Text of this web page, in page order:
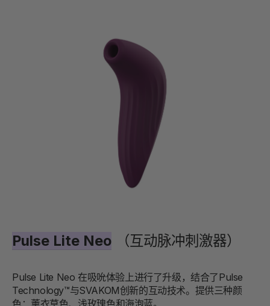
Pulse Lite Neo （互动脉冲刺激器）
Pulse Lite Neo 在吸吮体验上进行了升级，结合了Pulse
Technology™与SVAKOM创新的互动技术。提供三种颜
色：薰衣草色、浅玫瑰色和海泡蓝。